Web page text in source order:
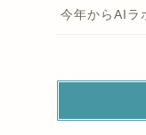
今年からAIラ